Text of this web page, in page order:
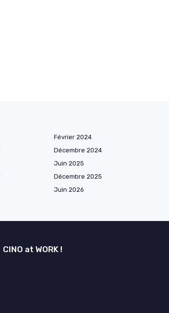
Février 2024
Décembre 2024
Juin 2025
Décembre 2025
Juin 2026
CINO at WORK !